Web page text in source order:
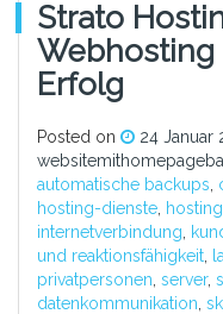
Strato
Webhosting
Erfolg
Posted on 24 Januar
automatische backups
hosting-dienste
internetverbindung
und reaktionsfähigkeit
privatpersonen server,
datenkommunikation